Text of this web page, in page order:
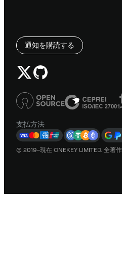
通知を購読する
支払方法
© 2019–現在 ONEKEY LIMITED. 全著作